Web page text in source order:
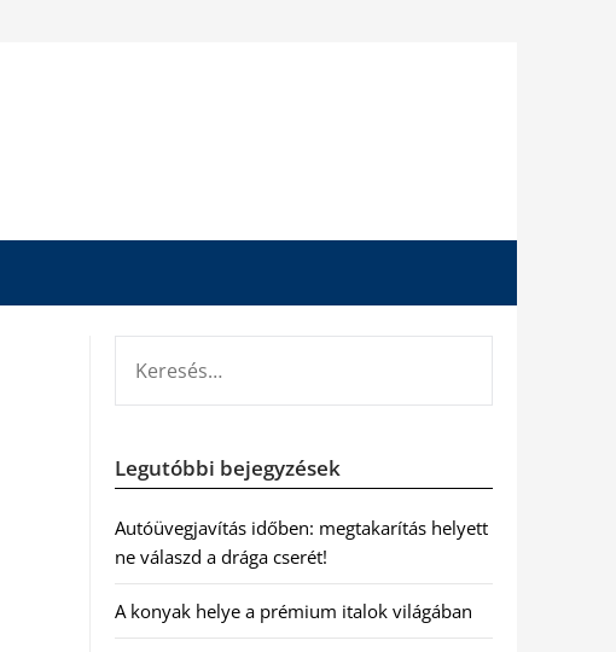
Legutóbbi bejegyzések
Autóüvegjavítás időben: megtakarítás helyett
ne válaszd a drága cserét!
A konyak helye a prémium italok világában